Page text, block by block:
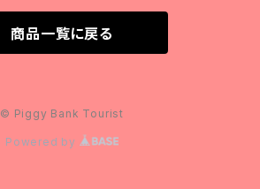
商品一覧に戻る
© Piggy Bank Tourist
Powered by